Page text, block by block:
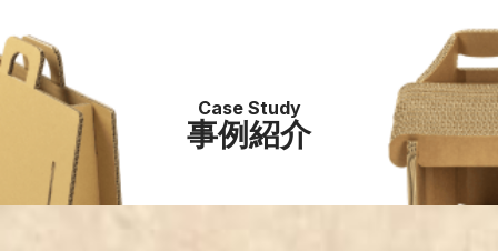
Case Study
事例紹介